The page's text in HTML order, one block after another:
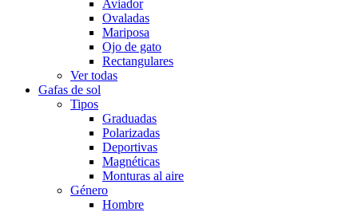
Aviador
Ovaladas
Mariposa
Ojo de gato
Rectangulares
Ver todas
Gafas de sol
Tipos
Graduadas
Polarizadas
Deportivas
Magnéticas
Monturas al aire
Género
Hombre